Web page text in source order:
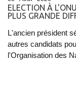
ELECTION À
PLUS GRANDE
L'ancien président
autres candidats
l'Organisation des